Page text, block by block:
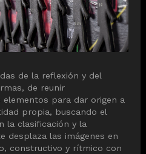
de la reflexión y del
de reunir
para dar origen a
propia, buscando el
la clasificación y la
desplaza las imágenes en
constructivo y rítmico con